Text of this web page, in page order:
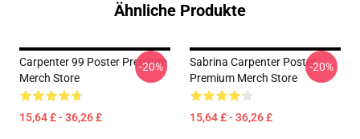
Ähnliche Produkte
Carpenter 99 Poster Premium
Merch Store
15,64 £ - 36,26 £
-20%
Sabrina Carpenter Poster
Premium Merch Store
15,64 £ - 36,26 £
-20%